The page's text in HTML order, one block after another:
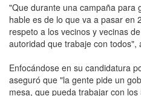
"Que durante una campaña para
hable es de lo que va a pasar en
respeto a los vecinos y vecinas
autoridad que trabaje con todos",
Enfocándose en su candidatura
aseguró que "la gente pide un
mesa, que pueda trabajar con